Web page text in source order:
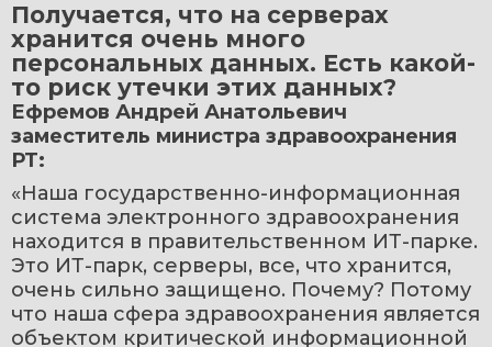
Получается, что на серверах
хранится очень много
персональных данных. Есть какой-
то риск утечки этих данных?
Ефремов Андрей Анатольевич
заместитель министра здравоохранения
РТ:
«Наша государственно-информационная
система электронного здравоохранения
находится в правительственном ИТ-парке.
Это ИТ-парк, серверы, все, что хранится,
очень сильно защищено. Почему? Потому
что наша сфера здравоохранения является
объектом критической информационной